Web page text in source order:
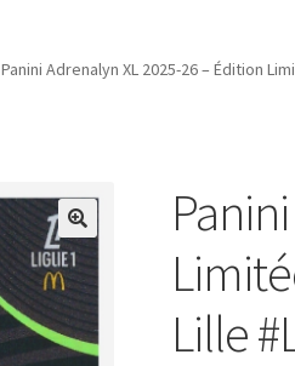
Panini Adrenalyn XL 2025-26 – Édition
Lille